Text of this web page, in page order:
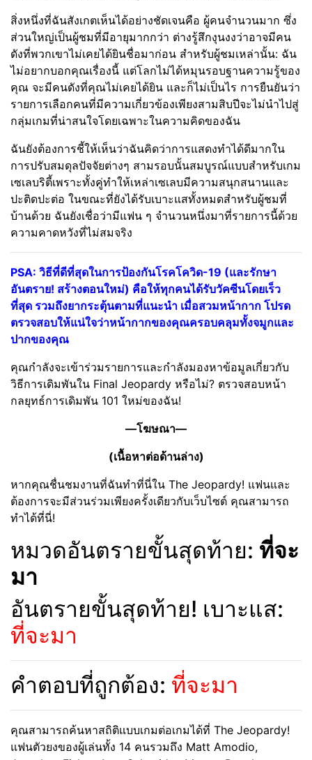
สิ่งหนึ่งที่ฉันสังเกตเห็นได้อย่างชัดเจนคือ ผู้คนจำนวนมาก ซึ่ง
ส่วนใหญ่เป็นผู้ชมที่มีอายุมากกว่า ต่างรู้สึกงุนงงว่าอาจมีคน
ดังที่พวกเขาไม่เคยได้ยินชื่อมาก่อน สำหรับผู้ชมเหล่านั้น: ฉัน
ไม่อยากบอกคุณเรื่องนี้ แต่โลกไม่ได้หมุนรอบฐานความรู้ของ
คุณ จะมีคนดังที่คุณไม่เคยได้ยิน และก็ไม่เป็นไร การยืนยันว่า
รายการเลือกคนที่มีความเกี่ยวข้องเพียงสามสิบปีจะไม่นำไปสู่
กลุ่มเกมที่น่าสนใจโดยเฉพาะในความคิดของฉัน
ฉันยังต้องการชี้ให้เห็นว่าฉันคิดว่าการแสดงทำได้ดีมากใน
การปรับสมดุลปัจจัยต่างๆ สามรอบนั้นสมบูรณ์แบบสำหรับเกม
เซเลบริตี้เพราะทั้งคู่ทำให้เหล่าเซเลบมีความสนุกสนานและ
ปะติดปะต่อ ในขณะที่ยังได้รับเบาะแสทั้งหมดสำหรับผู้ชมที่
บ้านด้วย ฉันยังเชื่อว่ามีแฟน ๆ จำนวนหนึ่งมาที่รายการนี้ด้วย
ความคาดหวังที่ไม่สมจริง
PSA: วิธีที่ดีที่สุดในการป้องกันโรคโควิด-19 (และรักษา
อันตราย! สร้างตอนใหม่) คือให้ทุกคนได้รับวัคซีนโดยเร็ว
ที่สุด รวมถึงยากระตุ้นตามที่แนะนำ เมื่อสวมหน้ากาก โปรด
ตรวจสอบให้แน่ใจว่าหน้ากากของคุณครอบคลุมทั้งจมูกและ
ปากของคุณ
คุณกำลังจะเข้าร่วมรายการและกำลังมองหาข้อมูลเกี่ยวกับ
วิธีการเดิมพันใน Final Jeopardy หรือไม่? ตรวจสอบหน้า
กลยุทธ์การเดิมพัน 101 ใหม่ของฉัน!
—โฆษณา—
(เนื้อหาต่อด้านล่าง)
หากคุณชื่นชมงานที่ฉันทำที่นี่ใน The Jeopardy! แฟนและ
ต้องการจะมีส่วนร่วมเพียงครั้งเดียวกับเว็บไซต์ คุณสามารถ
ทำได้ที่นี่!
หมวดอันตรายขั้นสุดท้าย: ที่จะ
มา
อันตรายขั้นสุดท้าย! เบาะแส:
ที่จะมา
คำตอบที่ถูกต้อง: ที่จะมา
คุณสามารถค้นหาสถิติแบบเกมต่อเกมได้ที่ The Jeopardy!
แฟนตัวยงของผู้เล่นทั้ง 14 คนรวมถึง Matt Amodio,